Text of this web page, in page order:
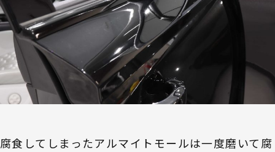
腐食してしまったアルマイトモールは一度磨いて腐